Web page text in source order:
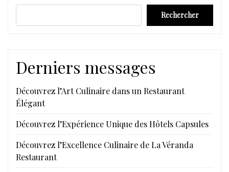
Rechercher
Derniers messages
Découvrez l’Art Culinaire dans un Restaurant
Élégant
Découvrez l’Expérience Unique des Hôtels Capsules
Découvrez l’Excellence Culinaire de La Véranda
Restaurant